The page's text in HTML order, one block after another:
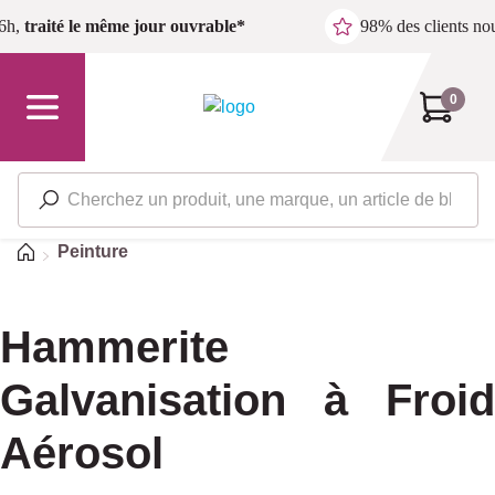
Passer au contenu principal
traité le même jour ouvrable* 98% des clients
0
AccueilPeinture
Hammerite
Galvanisation à Froid
Aérosol